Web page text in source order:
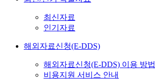
최신자료
인기자료
해외자료신청(E-DDS)
해외자료신청(E-DDS) 이용 방법
비용지원 서비스 안내